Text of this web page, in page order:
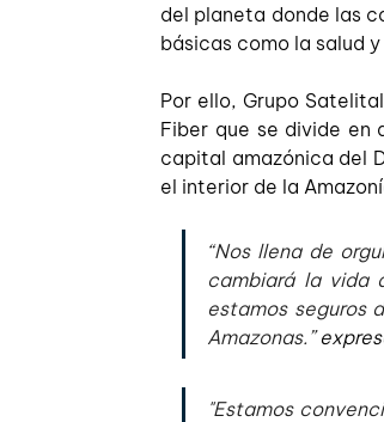
del planeta donde las
básicas como la salud
Por ello, Grupo
Fiber que se divide
capital amazónica del
el interior de la
“Nos llena de
cambiará la vida
estamos seguros
Amazonas.”
"Estamos